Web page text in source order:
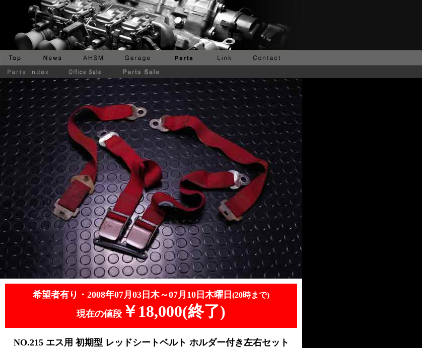
希望者有り・2008年07月03日木～07月10日木曜日 (20時まで)
現在の値段 ￥18,000(終了)
NO.215 エス用 初期型 レッドシートベルト ホルダー付き左右セット